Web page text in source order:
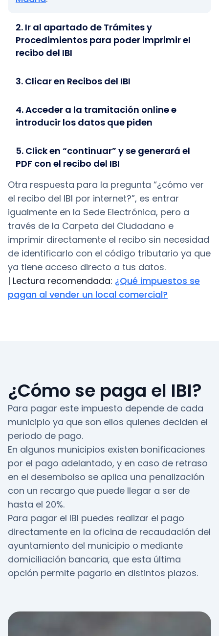
2. Ir al apartado de Trámites y
Procedimientos para poder imprimir el
recibo del IBI
3. Clicar en Recibos del IBI
4. Acceder a la tramitación online e
introducir los datos que piden
5. Click en “continuar” y se generará el
PDF con el recibo del IBI
Otra respuesta para la pregunta “¿cómo ver
el recibo del IBI por internet?”, es entrar
igualmente en la Sede Electrónica, pero a
través de la Carpeta del Ciudadano e
imprimir directamente el recibo sin necesidad
de identificarlo con el código tributario ya que
ya tiene acceso directo a tus datos.
| Lectura recomendada: ¿Qué impuestos se
pagan al vender un local comercial?
¿Cómo se paga el IBI?
Para pagar este impuesto depende de cada
municipio ya que son ellos quienes deciden el
periodo de pago.
En algunos municipios existen bonificaciones
por el pago adelantado, y en caso de retraso
en el desembolso se aplica una penalización
con un recargo que puede llegar a ser de
hasta el 20%.
Para pagar el IBI puedes realizar el pago
directamente en la oficina de recaudación del
ayuntamiento del municipio o mediante
domiciliación bancaria, que esta última
opción permite pagarlo en distintos plazos.